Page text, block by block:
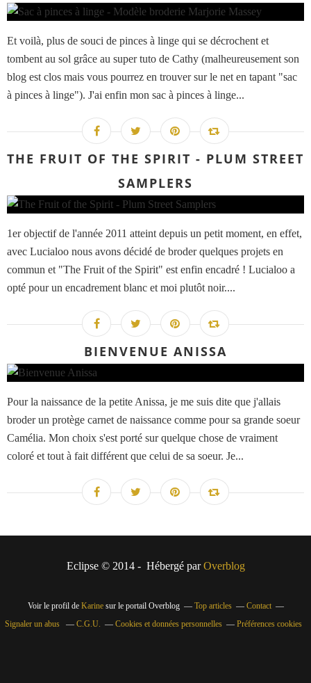
Et voilà, plus de souci de pinces à linge qui se décrochent et
tombent au sol grâce au super tuto de Cathy (malheureusement son
blog est clos mais vous pourrez en trouver sur le net en tapant "sac
à pinces à linge"). J'ai enfin mon sac à pinces à linge...
THE FRUIT OF THE SPIRIT - PLUM STREET
SAMPLERS
1er objectif de l'année 2011 atteint depuis un petit moment, en effet,
avec Lucialoo nous avons décidé de broder quelques projets en
commun et "The Fruit of the Spirit" est enfin encadré ! Lucialoo a
opté pour un encadrement blanc et moi plutôt noir....
BIENVENUE ANISSA
Pour la naissance de la petite Anissa, je me suis dite que j'allais
broder un protège carnet de naissance comme pour sa grande soeur
Camélia. Mon choix s'est porté sur quelque chose de vraiment
coloré et tout à fait différent que celui de sa soeur. Je...
Eclipse © 2014 - Hébergé parOverblog
Voir le profil de Karinesur le portail Overblog Top articles
Contact
Signaler un abus
C.G.U. Cookies et données personnelles Préférences cookies